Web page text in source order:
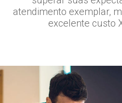
atendimento exemplar,
excelente custo